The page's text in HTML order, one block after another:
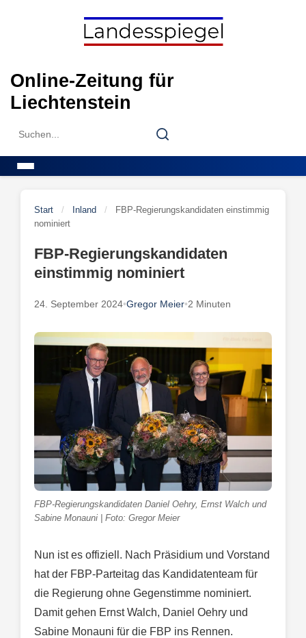
Online-Zeitung für
Liechtenstein
Search
Search
Start / Inland /
FBP-Regierungskandidaten einstimmig
nominiert
FBP-Regierungskandidaten
einstimmig nominiert
24. September 2024•Gregor Meier•2 Minuten
FBP-Regierungskandidaten Daniel Oehry, Ernst Walch und
Sabine Monauni | Foto: Gregor Meier
Nun ist es offiziell. Nach Präsidium und Vorstand
hat der FBP-Parteitag das Kandidatenteam für
die Regierung ohne Gegenstimme nominiert.
Damit gehen Ernst Walch, Daniel Oehry und
Sabine Monauni für die FBP ins Rennen.